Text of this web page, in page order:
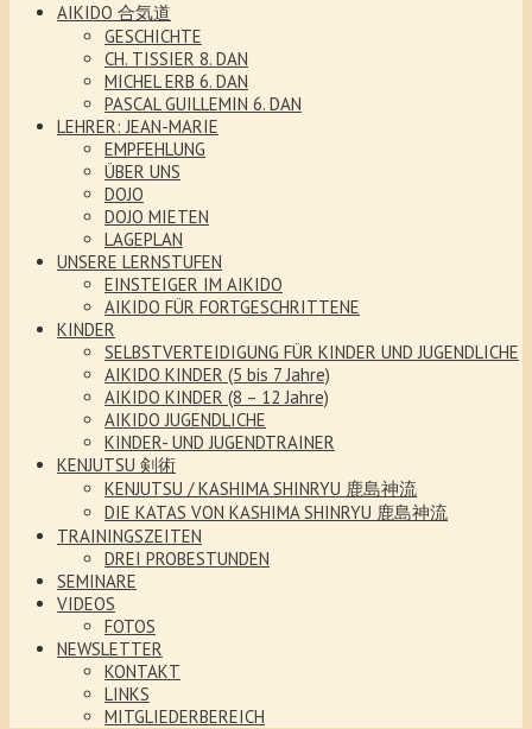
AIKIDO 合気道
GESCHICHTE
CH. TISSIER 8. DAN
MICHEL ERB 6. DAN
PASCAL GUILLEMIN 6. DAN
LEHRER: JEAN-MARIE
EMPFEHLUNG
ÜBER UNS
DOJO
DOJO MIETEN
LAGEPLAN
UNSERE LERNSTUFEN
EINSTEIGER IM AIKIDO
AIKIDO FÜR FORTGESCHRITTENE
KINDER
SELBSTVERTEIDIGUNG FÜR KINDER UND JUGENDLICHE
AIKIDO KINDER (5 bis 7 Jahre)
AIKIDO KINDER (8 – 12 Jahre)
AIKIDO JUGENDLICHE
KINDER- UND JUGENDTRAINER
KENJUTSU 剣術
KENJUTSU / KASHIMA SHINRYU 鹿島神流
DIE KATAS VON KASHIMA SHINRYU 鹿島神流
TRAININGSZEITEN
DREI PROBESTUNDEN
SEMINARE
VIDEOS
FOTOS
NEWSLETTER
KONTAKT
LINKS
MITGLIEDERBEREICH